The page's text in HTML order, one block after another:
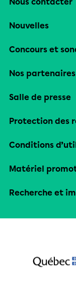
Nouvelles
Concours et
Nos partenaires
Salle de presse
Protection des
Conditions
Matériel
Recherche et